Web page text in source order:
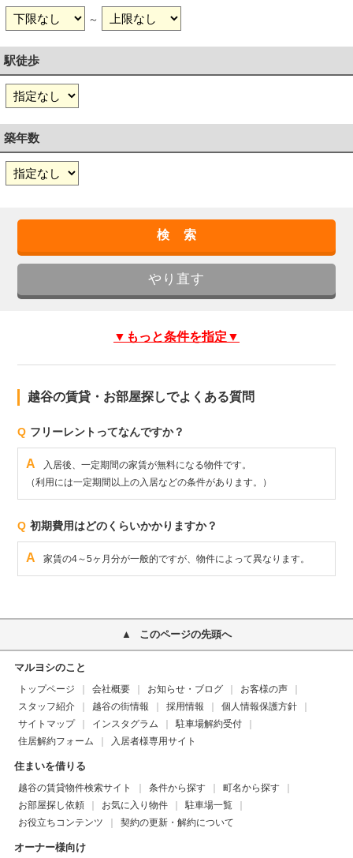
～
駅徒歩
築年数
▼もっと条件を指定▼
越谷の賃貸・お部屋探しでよくある質問
Q フリーレントってなんですか？
A
入居後、一定期間の家賃が無料になる物件です。
（利用には一定期間以上の入居などの条件があります。）
Q 初期費用はどのくらいかかりますか？
A 家賃の4～5ヶ月分が一般的ですが、物件によって異なります。
このページの先頭へ
マルヨシのこと
トップページ 会社概要 お知らせ・ブログ
お客様の声
スタッフ紹介
越谷の街情報 採用情報
個人情報保護方針
サイトマップ
インスタグラム
駐車場解約受付
住居解約フォーム
入居者様専用サイト
住まいを借りる
越谷の賃貸物件検索サイト 条件から探す
町名から探す
お部屋探し依頼
お気に入り物件
駐車場一覧
お役立ちコンテンツ
契約の更新・解約について
オーナー様向け